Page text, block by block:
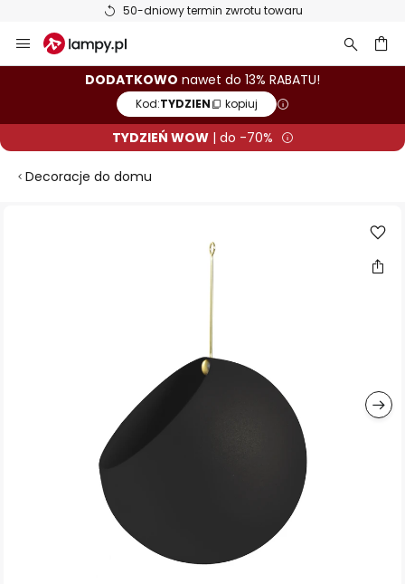
50-dniowy termin zwrotu towaru
Przejdź
do
DODATKOWO nawet do 13% RABATU!
Kod:TYDZIEN kopiuj
TYDZIEŃ WOW| do -70%
Decoracje do domu